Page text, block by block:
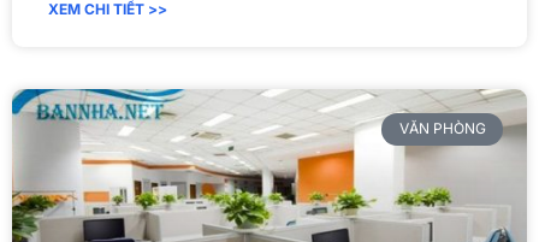
XEM CHI TIẾT >>
VĂN PHÒNG